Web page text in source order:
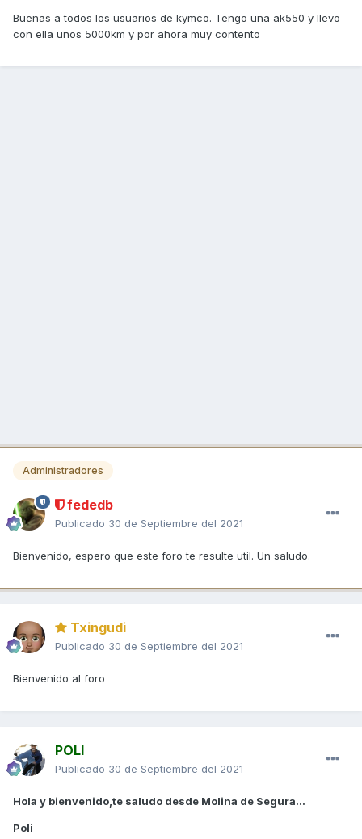
Buenas a todos los usuarios de kymco. Tengo una ak550 y llevo
con ella unos 5000km y por ahora muy contento
Administradores
fededb
Publicado 30 de Septiembre del 2021
Bienvenido, espero que este foro te resulte util. Un saludo.
Txingudi
Publicado 30 de Septiembre del 2021
Bienvenido al foro
POLI
Publicado 30 de Septiembre del 2021
Hola y bienvenido,te saludo desde Molina de Segura...
Poli